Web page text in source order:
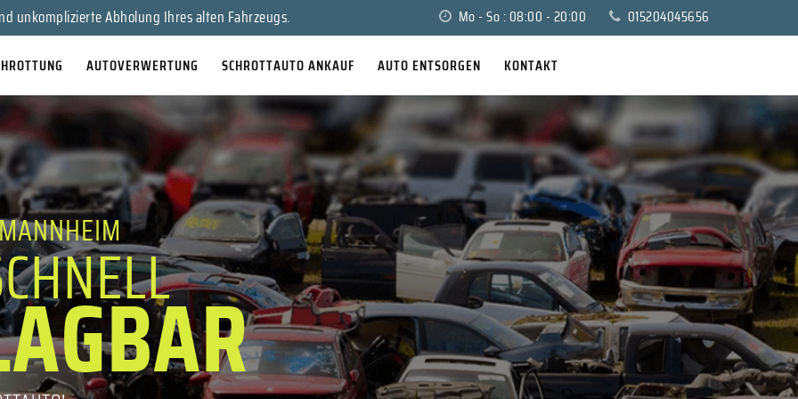
Sie Ihr Auto für bares Geld!
unkomplizierte Abholung Ihres alten Fahrzeugs.
Mo - So : 08:00 - 20:00 015204045656
AUTOVERWERTUNG SCHROTTAUTO ANKAUF AUTO ENTSORGEN KONTAKT